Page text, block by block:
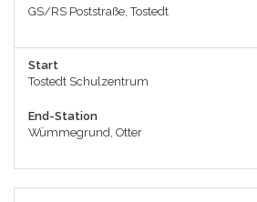
GS/RS Poststraße, Tostedt
Start
Tostedt Schulzentrum
End-Station
Wümmegrund, Otter